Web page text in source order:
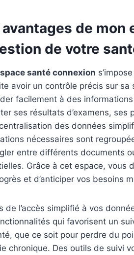
avantages de mon
de votre
santé connexion
avoir un contrôle précis sur
facilement à des
ses résultats d’examens,
des données
nécessaires sont
entre différents documents
Grâce à cet espace, vous
et d’anticiper vos besoins
de l’accès simplifié à vos
qui favorisent un
que ce soit pour perdre du
chronique. Des outils de suivi